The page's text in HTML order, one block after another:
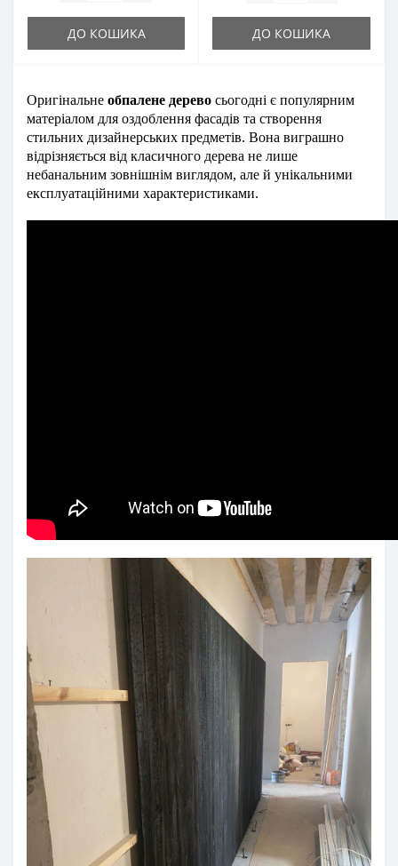
ДО КОШИКА ДО КОШИКА
Оригінальне обпалене дерево сьогодні є популярним
матеріалом для оздоблення фасадів та створення
стильних дизайнерських предметів. Вона виграшно
відрізняється від класичного дерева не лише
небанальним зовнішнім виглядом, але й унікальними
експлуатаційними характеристиками.